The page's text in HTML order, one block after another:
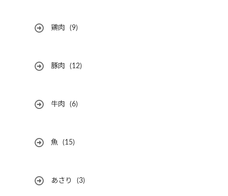
鶏肉 (9)
豚肉 (12)
牛肉 (6)
魚 (15)
あさり (3)